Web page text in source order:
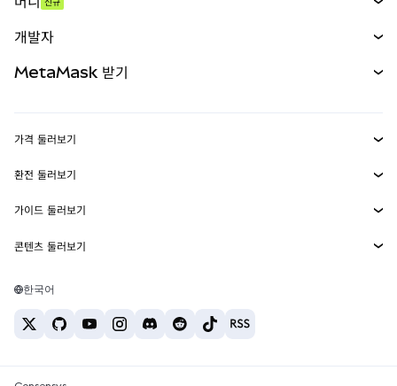
무기한 선물
실물자산
개발자
MetaMask Connect
Snaps
웹3 서비스
MetaMask 받기
보안
고객 지원
채용
가격 둘러보기
이더리움 가격
솔라나 가격
테더 가격
환전 둘러보기
ETH를 USD로 환전
USDT를 INR로 환전
BTC를 INR로 환전
ETH를 USDT로 환전
가이드 둘러보기
ETH 매수
USDT 매수
콘텐츠 둘러보기
솔라나 지갑
한국어